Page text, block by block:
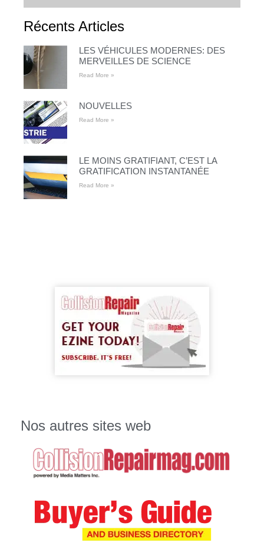
Récents Articles
LES VÉHICULES MODERNES: DES
MERVEILLES DE SCIENCE
Read More »
NOUVELLES
Read More »
LE MOINS GRATIFIANT, C’EST LA
GRATIFICATION INSTANTANÉE
Read More »
Nos autres sites web